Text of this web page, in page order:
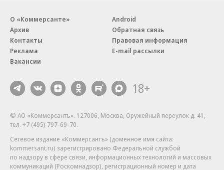
О «Коммерсанте»
Архив
Контакты
Реклама
Вакансии
Android
Обратная связь
Правовая информация
E-mail рассылки
18+
© АО «Коммерсантъ». 127006, Москва, Оружейный переулок д. 41,
тел. +7 (495) 797-69-70.
Сетевое издание «Коммерсантъ» (доменное имя сайта:
kommersant.ru) зарегистрировано Федеральной службой
по надзору в сфере связи, информационных технологий и массовых
коммуникаций (Роскомнадзор), регистрационный номер и дата